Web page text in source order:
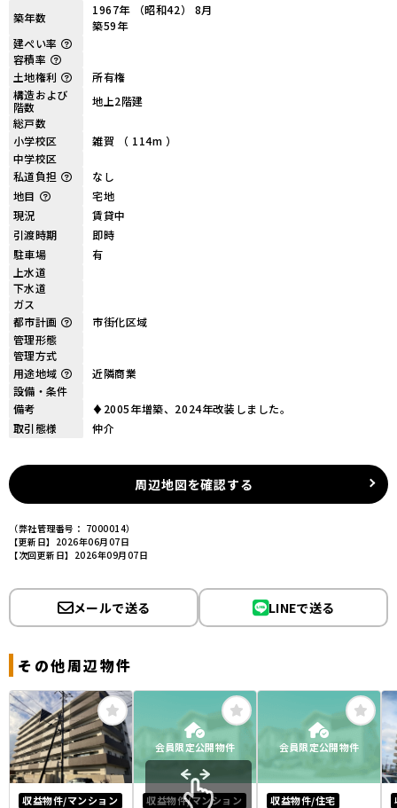
築年数
1967年 （昭和42） 8月
築59年
建ぺい率
容積率
土地権利
所有権
構造および
階数
地上2階建
総戸数
小学校区
雑賀 （ 114m ）
中学校区
私道負担
なし
地目
宅地
現況
賃貸中
引渡時期
即時
駐車場
有
上水道
下水道
ガス
都市計画
市街化区域
管理形態
管理方式
用途地域
近隣商業
設備・条件
備考
♦2005年増築、2024年改装しました。
取引態様
仲介
周辺地図を確認する
（弊社管理番号： 7000014）
【更新日】2026年06月07日
【次回更新日】2026年09月07日
メールで送る LINEで送る
その他周辺物件
収益物件/マンション
会員限定公開物件
収益物件/マンション
会員限定公開物件
収益物件/住宅